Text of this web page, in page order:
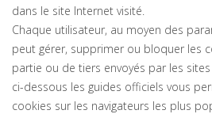
dans le site Internet visité.
Chaque utilisateur, au moyen des
peut gérer, supprimer ou bloquer les
partie ou de tiers envoyés par les
ci-dessous les guides officiels vous
cookies sur les navigateurs les plus